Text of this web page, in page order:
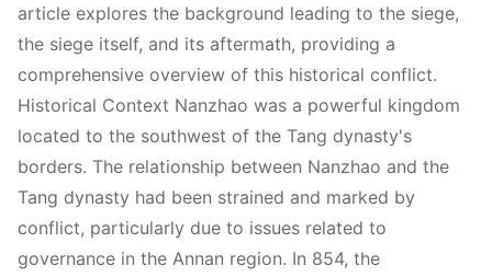
article explores the background leading to the siege,
the siege itself, and its aftermath, providing a
comprehensive overview of this historical conflict.
Historical Context Nanzhao was a powerful kingdom
located to the southwest of the Tang dynasty's
borders. The relationship between Nanzhao and the
Tang dynasty had been strained and marked by
conflict, particularly due to issues related to
governance in the Annan region. In 854, the